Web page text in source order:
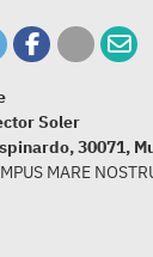
Soler
30071,
MARE